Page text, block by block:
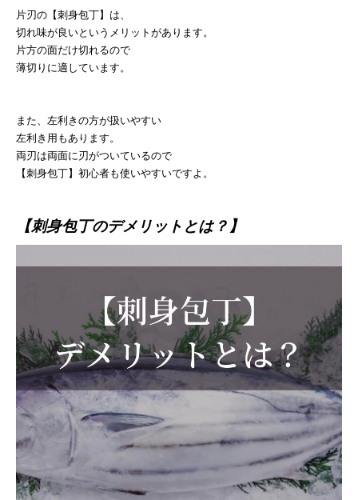
片刃の【刺身包丁】は、
切れ味が良いというメリットがあります。
片方の面だけ切れるので
薄切りに適しています。
また、左利きの方が扱いやすい
左利き用もあります。
両刃は両面に刃がついているので
【刺身包丁】初心者も使いやすいですよ。
【刺身包丁のデメリットとは？】